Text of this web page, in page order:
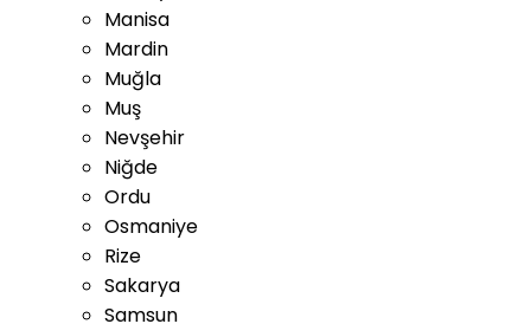
Manisa
Mardin
Muğla
Muş
Nevşehir
Niğde
Ordu
Osmaniye
Rize
Sakarya
Samsun